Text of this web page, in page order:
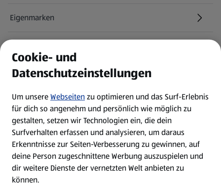
Eigenmarken
Newsletter
WhatsApp
Über ALDI SÜD
Filialen
Cookie- und
Datenschutzeinstellungen
Um unsereWebseitenzu optimieren und das Surf-Erlebnis
für dich so angenehm und persönlich wie möglich zu
gestalten, setzen wir Technologien ein, die dein
Surfverhalten erfassen und analysieren, um daraus
Erkenntnisse zur Seiten-Verbesserung zu gewinnen, auf
deine Person zugeschnittene Werbung auszuspielen und
dir weitere Dienste der vernetzten Welt anbieten zu
können.